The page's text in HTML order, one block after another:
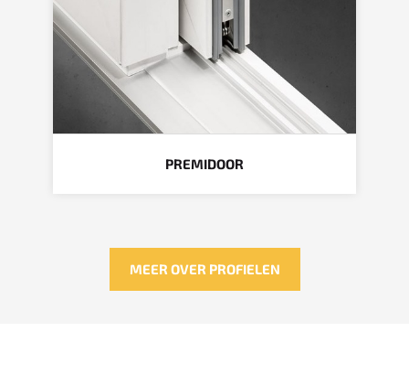
PREMIDOOR
MEER OVER PROFIELEN